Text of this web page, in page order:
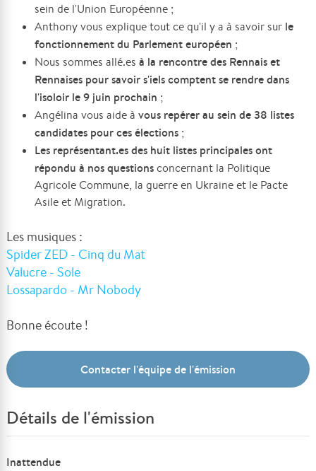
sein de l'Union Européenne ;
Anthony vous explique tout ce qu'il y a à savoir sur le
fonctionnement du Parlement européen ;
Nous sommes allé.esà la rencontre des Rennais et
Rennaises pour savoir s'iels comptent se rendre dans
l'isoloir le 9 juin prochain ;
Angélina vous aide àvous repérer au sein de 38 listes
candidates pour ces élections ;
Les représentant.es des huit listes principales ont
répondu à nos questionsconcernant la Politique
Agricole Commune, la guerre en Ukraine et le Pacte
Asile et Migration.
Les musiques :
Spider ZED - Cinq du Mat
Valucre - Sole
Lossapardo - Mr Nobody
Bonne écoute !
Contacter l'équipe de l'émission
Détails de l'émission
Inattendue